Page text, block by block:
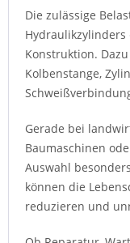
Die zulässige
Konstruktion.
Kolbenstange,
Gerade bei
Baumaschinen
Auswahl
können die
reduzieren und